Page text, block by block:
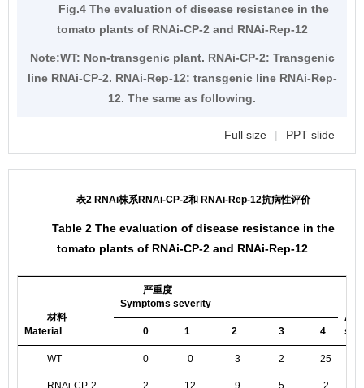
Fig.4 The evaluation of disease resistance in the
tomato plants of RNAi-CP-2 and RNAi-Rep-12
Note:WT: Non-transgenic plant. RNAi-CP-2: Transgenic
line RNAi-CP-2. RNAi-Rep-12: transgenic line RNAi-Rep-
12. The same as following.
Full size | PPT slide
表2 RNAi株系RNAi-CP-2和 RNAi-Rep-12抗病性评价
Table 2 The evaluation of disease resistance in the
tomato plants of RNAi-CP-2 and RNAi-Rep-12
材料
Material
严重度
Symptoms severity
0 1 2 3 4
WT 0 0 3 2 25
RNAi-CP-2 2 12 9 5 2